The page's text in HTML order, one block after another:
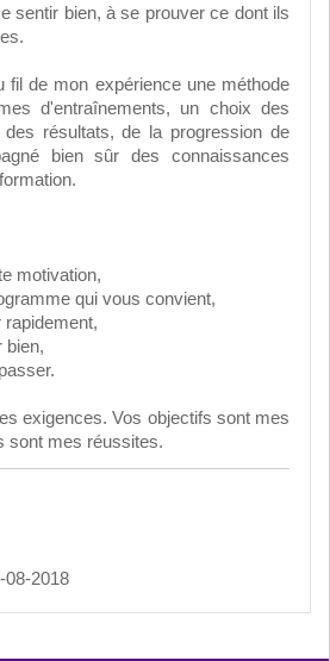
sentir bien, à se prouver ce dont ils
fil de mon expérience une méthode
d'entraînements, un choix des
résultats, de la progression de
bien sûr des connaissances
motivation,
qui vous convient,
bien,
exigences. Vos objectifs sont mes
sont mes réussites.
08-2018